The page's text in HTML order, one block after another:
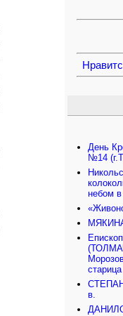
День
№14
небом в
старица
в.